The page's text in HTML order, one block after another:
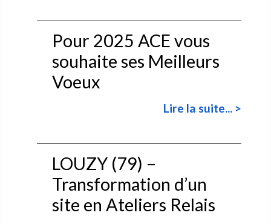
Pour 2025 ACE vous
souhaite ses Meilleurs
Voeux
Lire la suite... >
LOUZY (79) –
Transformation d’un
site en Ateliers Relais